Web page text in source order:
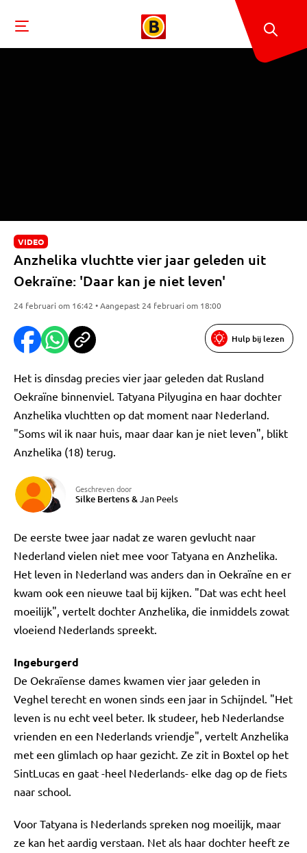
VIDEO
Anzhelika vluchtte vier jaar geleden uit
Oekraïne: 'Daar kan je niet leven'
24 februari om 16:42 • Aangepast 24 februari om 18:00
Hulp bij lezen
Het is dinsdag precies vier jaar geleden dat Rusland
Oekraïne binnenviel. Tatyana Pilyugina en haar dochter
Anzhelika vluchtten op dat moment naar Nederland.
"Soms wil ik naar huis, maar daar kan je niet leven", blikt
Anzhelika (18) terug.
Geschreven door
Silke Bertens&Jan Peels
De eerste twee jaar nadat ze waren gevlucht naar
Nederland vielen niet mee voor Tatyana en Anzhelika.
Het leven in Nederland was anders dan in Oekraïne en er
kwam ook een nieuwe taal bij kijken. "Dat was echt heel
moeilijk", vertelt dochter Anzhelika, die inmiddels zowat
vloeiend Nederlands spreekt.
Ingeburgerd
De Oekraïense dames kwamen vier jaar geleden in
Veghel terecht en wonen sinds een jaar in Schijndel. "Het
leven is nu echt veel beter. Ik studeer, heb Nederlandse
vrienden en een Nederlands vriendje", vertelt Anzhelika
met een glimlach op haar gezicht. Ze zit in Boxtel op het
SintLucas en gaat -heel Nederlands- elke dag op de fiets
naar school.
Voor Tatyana is Nederlands spreken nog moeilijk, maar
ze kan het aardig verstaan. Net als haar dochter heeft ze